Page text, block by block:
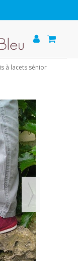
à lacets sénior